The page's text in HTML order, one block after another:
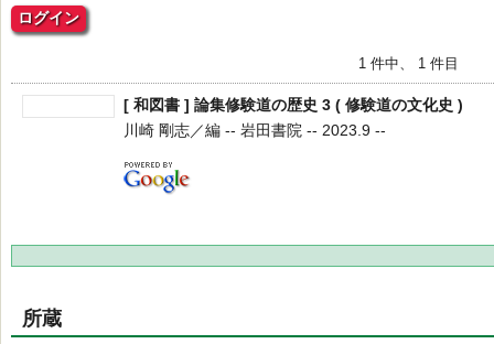
ログイン
1 件中、 1 件目
[ 和図書 ] 論集修験道の歴史 3 ( 修験道の文化史 )
川崎 剛志／編 -- 岩田書院 -- 2023.9 --
所蔵